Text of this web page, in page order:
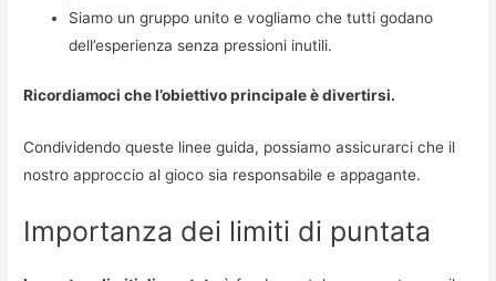
Siamo un gruppo unito e vogliamo che tutti godano
dell’esperienza senza pressioni inutili.
Ricordiamoci che l’obiettivo principale è divertirsi.
Condividendo queste linee guida, possiamo assicurarci che il
nostro approccio al gioco sia responsabile e appagante.
Importanza dei limiti di puntata